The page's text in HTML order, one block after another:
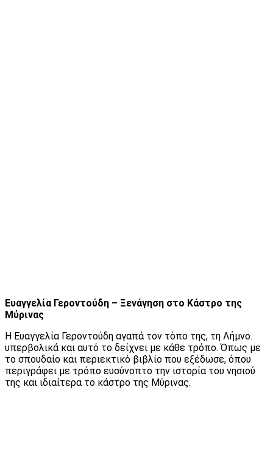
Ευαγγελία Γεροντούδη – Ξενάγηση στο Κάστρο της
Μύρινας
Η Ευαγγελία Γεροντούδη αγαπά τον τόπο της, τη Λήμνο.
υπερβολικά και αυτό το δείχνει με κάθε τρόπο. Όπως με
το σπουδαίο και περιεκτικό βιβλίο που εξέδωσε, όπου
περιγράφει με τρόπο ευσύνοπτο την ιστορία του νησιού
της και ιδιαίτερα το κάστρο της Μύρινας.